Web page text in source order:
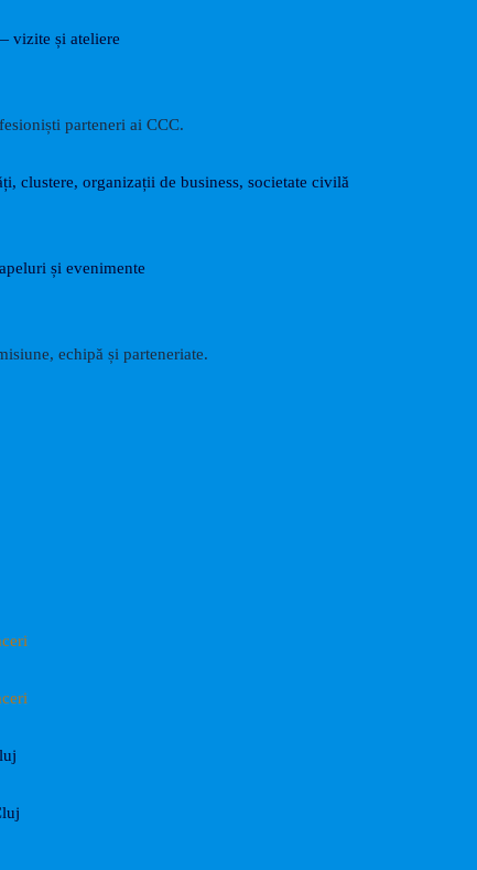
vizite și ateliere
parteneri ai CCC.
clustere, organizații de business, societate civilă
și evenimente
echipă și parteneriate.